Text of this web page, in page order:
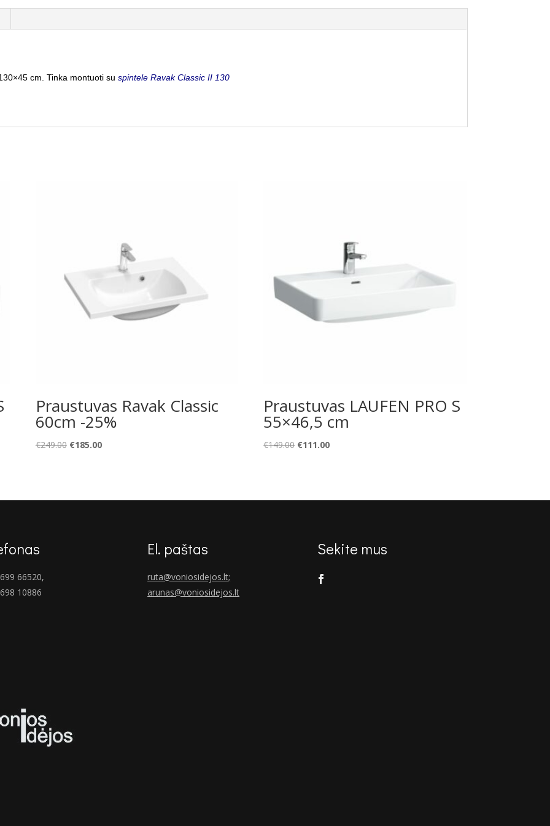
cm. Tinka montuoti suspintele Ravak Classic II 130
Praustuvas Ravak Classic
60cm -25%
€249.00 Original
€185.00Current
Praustuvas LAUFEN PRO S
55×46,5 cm
€149.00 Original
€111.00Current
66520,
10886
El. paštas
ruta@voniosidejos.lt;
arunas@voniosidejos.lt
Sekite mus